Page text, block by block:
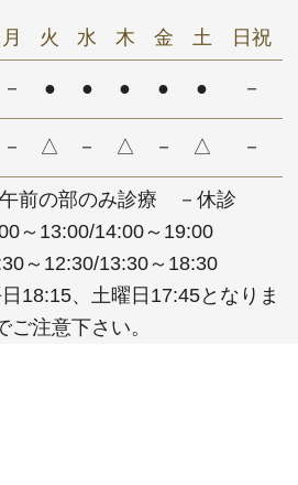
前の部のみ診療 －休診
～13:00/14:00～19:00
～12:30/13:30～18:30
18:15、土曜日17:45となりま
ご注意下さい。
月 火 水 木 金 土
日祝
－ ● ● ● ● ● －
－ △ － △ － △ －